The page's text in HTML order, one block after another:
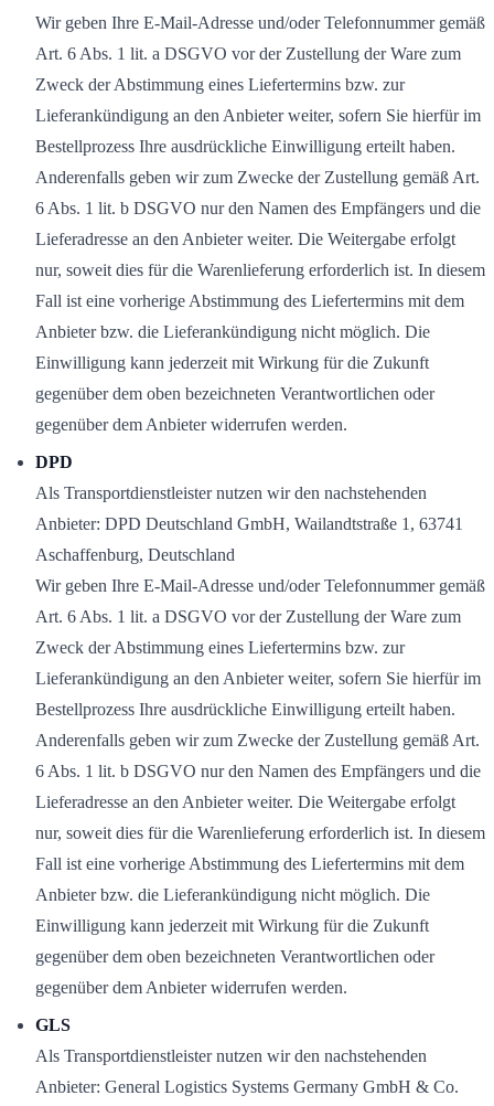
Wir geben Ihre E-Mail-Adresse und/oder Telefonnummer gemäß
Art. 6 Abs. 1 lit. a DSGVO vor der Zustellung der Ware zum
Zweck der Abstimmung eines Liefertermins bzw. zur
Lieferankündigung an den Anbieter weiter, sofern Sie hierfür im
Bestellprozess Ihre ausdrückliche Einwilligung erteilt haben.
Anderenfalls geben wir zum Zwecke der Zustellung gemäß Art.
6 Abs. 1 lit. b DSGVO nur den Namen des Empfängers und die
Lieferadresse an den Anbieter weiter. Die Weitergabe erfolgt
nur, soweit dies für die Warenlieferung erforderlich ist. In diesem
Fall ist eine vorherige Abstimmung des Liefertermins mit dem
Anbieter bzw. die Lieferankündigung nicht möglich. Die
Einwilligung kann jederzeit mit Wirkung für die Zukunft
gegenüber dem oben bezeichneten Verantwortlichen oder
gegenüber dem Anbieter widerrufen werden.
DPD
Als Transportdienstleister nutzen wir den nachstehenden
Anbieter: DPD Deutschland GmbH, Wailandtstraße 1, 63741
Aschaffenburg, Deutschland
Wir geben Ihre E-Mail-Adresse und/oder Telefonnummer gemäß
Art. 6 Abs. 1 lit. a DSGVO vor der Zustellung der Ware zum
Zweck der Abstimmung eines Liefertermins bzw. zur
Lieferankündigung an den Anbieter weiter, sofern Sie hierfür im
Bestellprozess Ihre ausdrückliche Einwilligung erteilt haben.
Anderenfalls geben wir zum Zwecke der Zustellung gemäß Art.
6 Abs. 1 lit. b DSGVO nur den Namen des Empfängers und die
Lieferadresse an den Anbieter weiter. Die Weitergabe erfolgt
nur, soweit dies für die Warenlieferung erforderlich ist. In diesem
Fall ist eine vorherige Abstimmung des Liefertermins mit dem
Anbieter bzw. die Lieferankündigung nicht möglich. Die
Einwilligung kann jederzeit mit Wirkung für die Zukunft
gegenüber dem oben bezeichneten Verantwortlichen oder
gegenüber dem Anbieter widerrufen werden.
GLS
Als Transportdienstleister nutzen wir den nachstehenden
Anbieter: General Logistics Systems Germany GmbH & Co.